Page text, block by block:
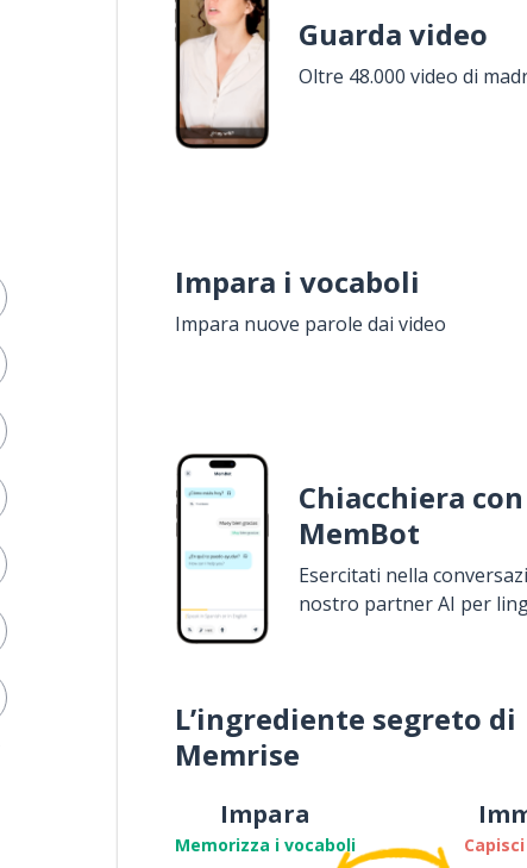
Guarda video
Oltre 48.000 video di
Impara i vocaboli
Impara nuove parole dai video
Chiacchiera con
MemBot
Esercitati nella
nostro partner AI per
L’ingrediente segreto di
Memrise
Impara
Memorizza i vocaboli